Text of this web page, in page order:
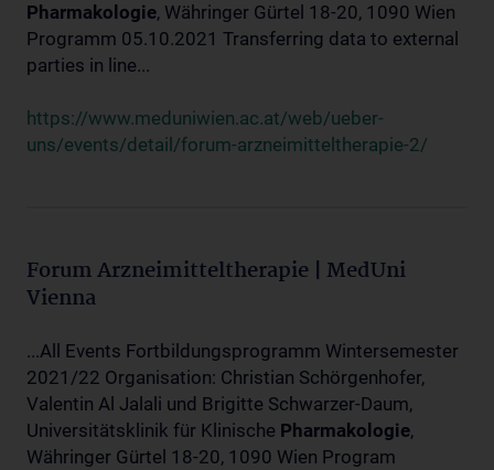
Pharmakologie, Währinger Gürtel 18-20, 1090 Wien
Programm 05.10.2021 Transferring data to external
parties in line...
https://www.meduniwien.ac.at/web/ueber-
uns/events/detail/forum-arzneimitteltherapie-2/
Forum Arzneimitteltherapie | MedUni
Vienna
...All Events Fortbildungsprogramm Wintersemester
2021/22 Organisation: Christian Schörgenhofer,
Valentin Al Jalali und Brigitte Schwarzer-Daum,
Universitätsklinik für Klinische Pharmakologie,
Währinger Gürtel 18-20, 1090 Wien Program